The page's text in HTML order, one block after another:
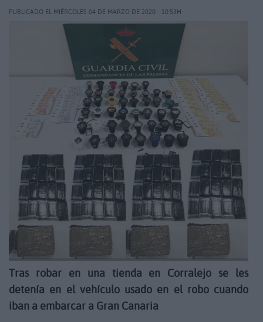
PUBLICADO EL MIÉRCOLES 04 DE MARZO DE 2020 - 10:53H
Tras robar en una tienda en Corralejo se les
detenía en el vehículo usado en el robo cuando
iban a embarcar a Gran Canaria